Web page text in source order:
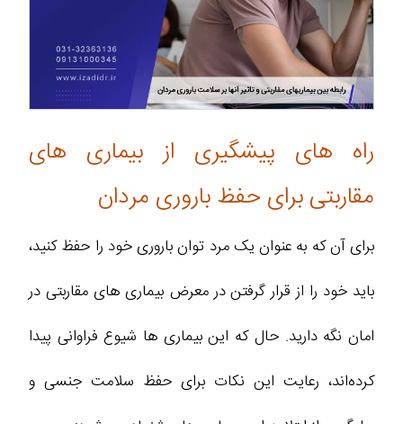
راه های پیشگیری از بیماری‌ های
مقاربتی برای حفظ باروری مردان
برای آن که به عنوان یک مرد توان باروری خود را حفظ کنید،
باید خود را از قرار گرفتن در معرض بیماری‌ های مقاربتی در
امان نگه دارید. حال که این بیماری‌ ها شیوع فراوانی پیدا
کرده‌اند، رعایت این نکات برای حفظ سلامت جنسی و